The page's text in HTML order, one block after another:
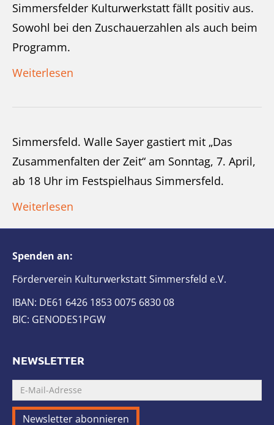
Simmersfelder Kulturwerkstatt fällt positiv aus.
Sowohl bei den Zuschauerzahlen als auch beim
Programm.
Weiterlesen
Simmersfeld. Walle Sayer gastiert mit „Das
Zusammenfalten der Zeit“ am Sonntag, 7. April,
ab 18 Uhr im Festspielhaus Simmersfeld.
Weiterlesen
Spenden an:
Förderverein Kulturwerkstatt Simmersfeld e.V.
IBAN: DE61 6426 1853 0075 6830 08
BIC: GENODES1PGW
NEWSLETTER